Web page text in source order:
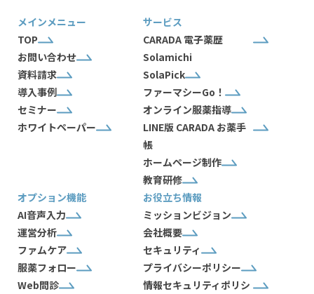
メインメニュー
TOP
お問い合わせ
資料請求
導入事例
セミナー
ホワイトペーパー
サービス
CARADA 電子薬歴
Solamichi
SolaPick
ファーマシーGo！
オンライン服薬指導
LINE版 CARADA お薬手
帳
ホームページ制作
教育研修
オプション機能
AI音声入力
運営分析
ファムケア
服薬フォロー
Web問診
お役立ち情報
ミッションビジョン
会社概要
セキュリティ
プライバシーポリシー
情報セキュリティポリシ